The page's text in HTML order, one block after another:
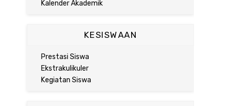
Kalender Akademik
KESISWAAN
Prestasi Siswa
Ekstrakulikuler
Kegiatan Siswa